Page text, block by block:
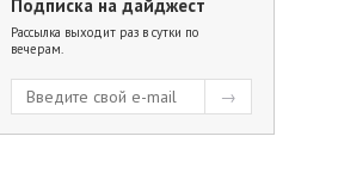
Подписка на дайджест
Рассылка выходит раз в сутки по
вечерам.